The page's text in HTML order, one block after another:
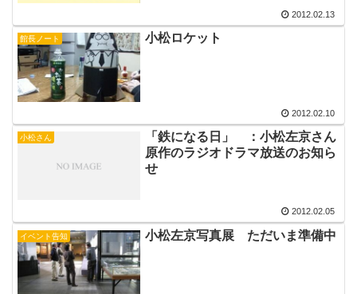
2012.02.13
館長ノート 小松ロケット
2012.02.10
小松さん
「鉄になる日」 ：小松左京さん
原作のラジオドラマ放送のお知ら
せ
2012.02.05
イベント告知 小松左京写真展 ただいま準備中